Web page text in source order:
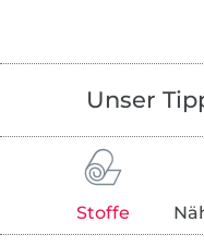
Unser
Stoffe